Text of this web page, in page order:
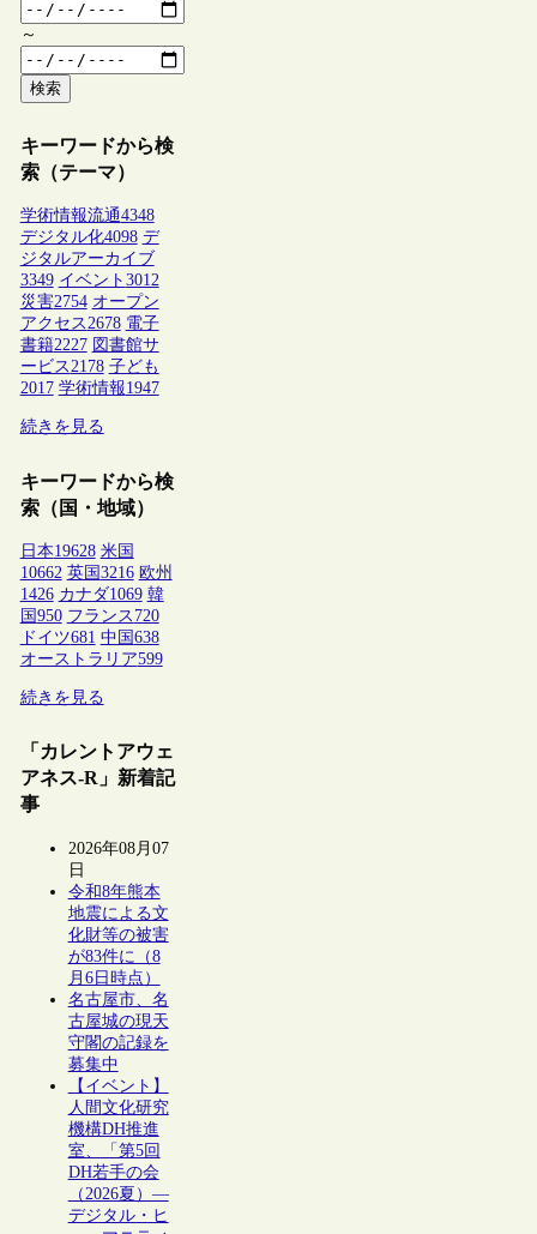
～
検索
キーワードから検
索（テーマ）
学術情報流通4348
デジタル化4098 デ
ジタルアーカイブ
3349 イベント 3012
災害2754 オープン
アクセス2678 電子
書籍2227 図書館サ
ービス2178 子ども
2017 学術情報1947
続きを見る
キーワードから検
索（国・地域）
日本19628 米国
10662 英国 3216 欧州
1426 カナダ1069 韓
国 950 フランス 720
ドイツ681 中国 638
オーストラリア599
続きを見る
「カレントアウェ
アネス-R」新着記
事
2026年08月07
日
令和8年熊本
地震による文
化財等の被害
が83件に（8
月6日時点）
名古屋市、名
古屋城の現天
守閣の記録を
募集中
【イベント】
人間文化研究
機構DH推進
室、「第5回
DH若手の会
（2026夏）―
デジタル・ヒ